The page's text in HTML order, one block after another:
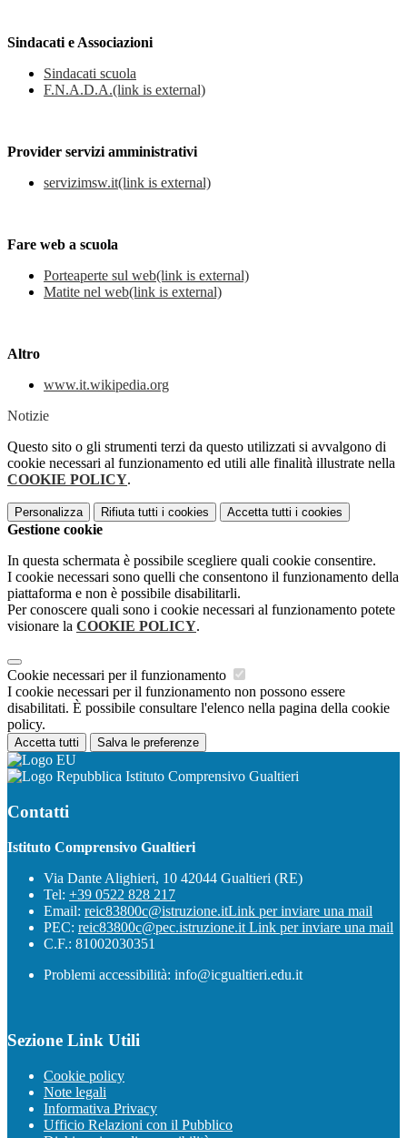
Sindacati e Associazioni
Sindacati scuola
F.N.A.D.A.(link is external)
Provider servizi amministrativi
servizimsw.it(link is external)
Fare web a scuola
Porteaperte sul web(link is external)
Matite nel web(link is external)
Altro
www.it.wikipedia.org
Notizie
Questo sito o gli strumenti terzi da questo utilizzati si avvalgono di
cookie necessari al funzionamento ed utili alle finalità illustrate nella
COOKIE POLICY.
Personalizza Rifiuta tutti i cookies Accetta tutti i cookies
Gestione cookie
In questa schermata è possibile scegliere quali cookie consentire.
I cookie necessari sono quelli che consentono il funzionamento della
piattaforma e non è possibile disabilitarli.
Per conoscere quali sono i cookie necessari al funzionamento potete
visionare la COOKIE POLICY.
Cookie necessari per il funzionamento
I cookie necessari per il funzionamento non possono essere
disabilitati. È possibile consultare l'elenco nella pagina della cookie
policy.
Accetta tutti Salva le preferenze
Istituto Comprensivo Gualtieri
Contatti
Istituto Comprensivo Gualtieri
Via Dante Alighieri, 10 42044 Gualtieri (RE)
Tel: +39 0522 828 217
Email: reic83800c@istruzione.itLink per inviare una mail
PEC: reic83800c@pec.istruzione.it Link per inviare una mail
C.F.: 81002030351
Problemi accessibilità: info@icgualtieri.edu.it
Sezione Link Utili
Cookie policy
Note legali
Informativa Privacy
Ufficio Relazioni con il Pubblico